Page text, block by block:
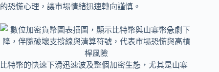
的恐慌心理，讓市場情緒迅速轉向謹慎。
比特幣的快速下滑迅速波及整個加密生態，尤其是山寨